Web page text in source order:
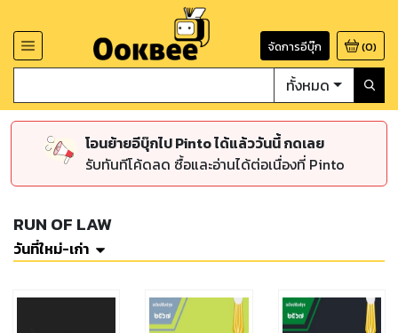
จัดการอีบุ๊ก (0)
ทั้งหมด
โอนย้ายอีบุ๊กไป Pinto ได้แล้ววันนี้ กดเลย
รับทันทีโค้ดลด ซื้อและอ่านได้ต่อเนื่องที่ Pinto
RUN OF LAW
วันที่ใหม่-เก่า